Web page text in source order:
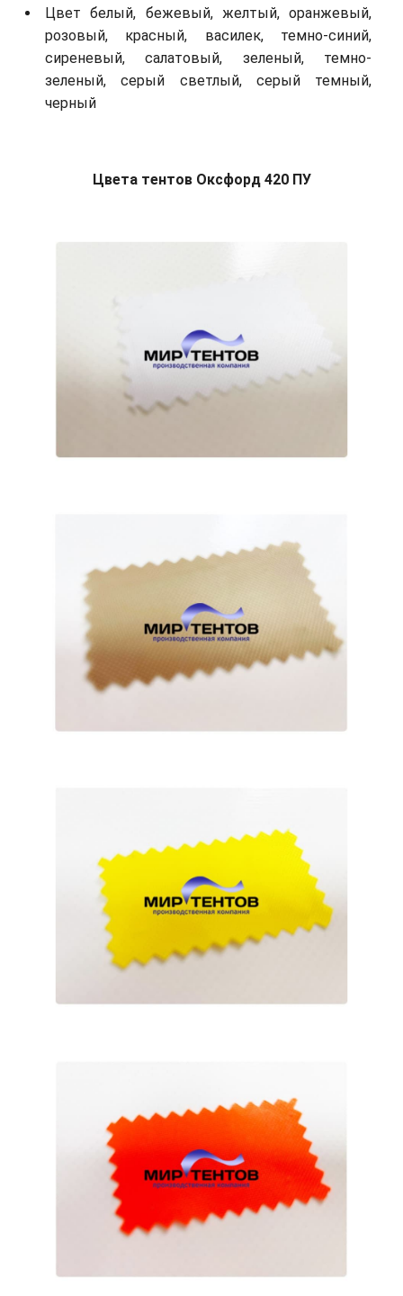
Цвет белый, бежевый, желтый, оранжевый,
розовый, красный, василек, темно-синий,
сиреневый, салатовый, зеленый, темно-
зеленый, серый светлый, серый темный,
черный
Цвета тентов Оксфорд 420 ПУ